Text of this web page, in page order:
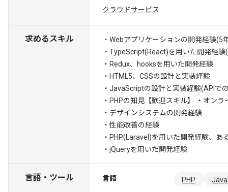
クラウドサービス
求めるスキル
・Webアプリケーションの開発経験(5
・TypeScript(React)を用いた開発経験
・Redux、hooksを用いた開発経験
・HTML5、CSSの設計と実装経験
・JavaScriptの設計と実装経験(APIで
・PHPの知見 【歓迎スキル】 ・オン
・デザインシステムの開発経験
・性能改善の経験
・PHP(Laravel)を用いた開発経験、あ
・jQueryを用いた開発経験
言語・ツール 言語 PHP